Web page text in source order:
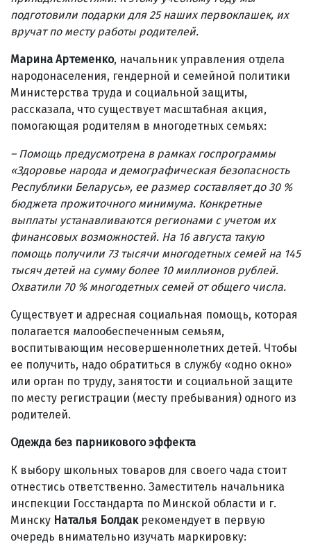
подготовили подарки для 25 наших первоклашек, их
вручат по месту работы родителей.
Марина Артеменко, начальник управления отдела
народонаселения, гендерной и семейной политики
Министерства труда и социальной защиты,
рассказала, что существует масштабная акция,
помогающая родителям в многодетных семьях:
– Помощь предусмотрена в рамках госпрограммы
«Здоровье народа и демографическая безопасность
Республики Беларусь», ее размер составляет до 30 %
бюджета прожиточного минимума. Конкретные
выплаты устанавливаются регионами с учетом их
финансовых возможностей. На 16 августа такую
помощь получили 73 тысячи многодетных семей на 145
тысяч детей на сумму более 10 миллионов рублей.
Охватили 70 % многодетных семей от общего числа.
Существует и адресная социальная помощь, которая
полагается малообеспеченным семьям,
воспитывающим несовершеннолетних детей. Чтобы
ее получить, надо обратиться в службу «одно окно»
или орган по труду, занятости и социальной защите
по месту регистрации (месту пребывания) одного из
родителей.
Одежда без парникового эффекта
К выбору школьных товаров для своего чада стоит
отнестись ответственно. Заместитель начальника
инспекции Госстандарта по Минской области и г.
Минску Наталья Болдакрекомендует в первую
очередь внимательно изучать маркировку: